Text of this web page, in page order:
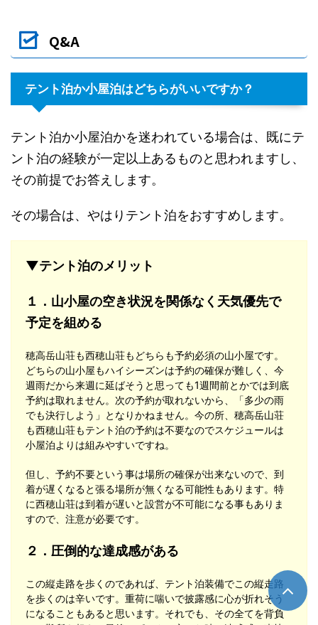
Q&A
テント泊か小屋泊はどちらがいいですか？
テント泊か小屋泊かを迷われている場合は、既にテ
ント泊の経験が一定以上あるものと思われますし、
その前提でお答えします。
その場合は、やはりテント泊をおすすめします。
▼テント泊のメリット
１．山小屋の空き状況を関係なく天気優先で
予定を組める
穂高岳山荘も西穂山荘もどちらも予約必須の山小屋です。
どちらの山小屋もハイシーズンは予約の確保が難しく、今
週雨だから来週に延ばそうと思っても1週間前とかでは到底
予約は取れません。次の予約が取れないから、「多少の雨
でも決行しよう」となりかねません。今の所、穂高岳山荘
も西穂山荘もテント泊の予約は不要なのでスケジュールは
小屋泊よりは組みやすいですね。
但し、予約不要という事は場所の確保が出来ないので、到
着が遅くなると張る場所が無くなる可能性もあります。特
に西穂山荘は到着が遅いと設営が不可能になる事もありま
すので、注意が必要です。
２．圧倒的な達成感がある
この縦走路を歩くのであれば、テント泊装備でこの縦走路
を歩くのは辛いです。重荷に喘いで披露感に心が折れそう
になることもあると思います。それでも、その全てを背負